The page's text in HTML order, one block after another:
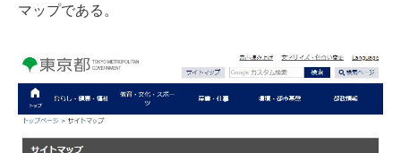
マップである。